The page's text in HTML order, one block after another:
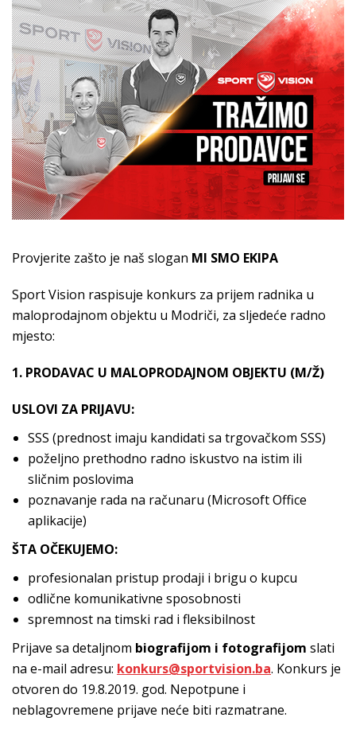
Provjerite zašto je naš slogan MI SMO EKIPA
Sport Vision raspisuje konkurs za prijem radnika u
maloprodajnom objektu u Modriči, za sljedeće radno
mjesto:
1. PRODAVAC U MALOPRODAJNOM OBJEKTU (M/Ž)
USLOVI ZA PRIJAVU:
SSS (prednost imaju kandidati sa trgovačkom SSS)
poželjno prethodno radno iskustvo na istim ili
sličnim poslovima
poznavanje rada na računaru (Microsoft Office
aplikacije)
ŠTA OČEKUJEMO:
profesionalan pristup prodaji i brigu o kupcu
odlične komunikativne sposobnosti
spremnost na timski rad i fleksibilnost
Prijave sa detaljnom biografijom i fotografijom slati
na e-mail adresu: konkurs@sportvision.ba. Konkurs je
otvoren do 19.8.2019. god. Nepotpune i
neblagovremene prijave neće biti razmatrane.